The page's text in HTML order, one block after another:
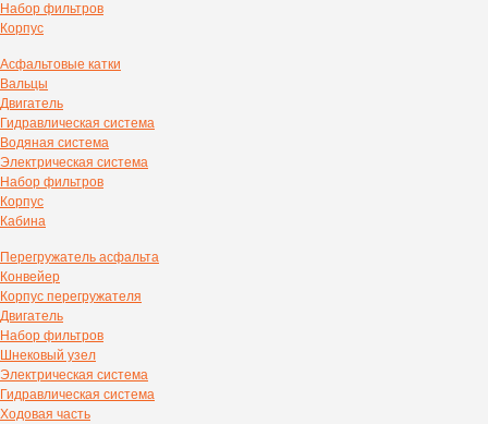
Набор фильтров
Корпус
Асфальтовые катки
Вальцы
Двигатель
Гидравлическая система
Водяная система
Электрическая система
Набор фильтров
Корпус
Кабина
Перегружатель асфальта
Конвейер
Корпус перегружателя
Двигатель
Набор фильтров
Шнековый узел
Электрическая система
Гидравлическая система
Ходовая часть